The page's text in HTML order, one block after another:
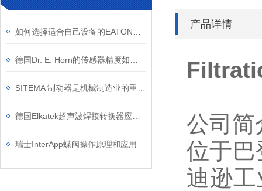
瑞士InterApp蝶阀操作原理和应用
产品详情
公司简
位于巴
迪逊